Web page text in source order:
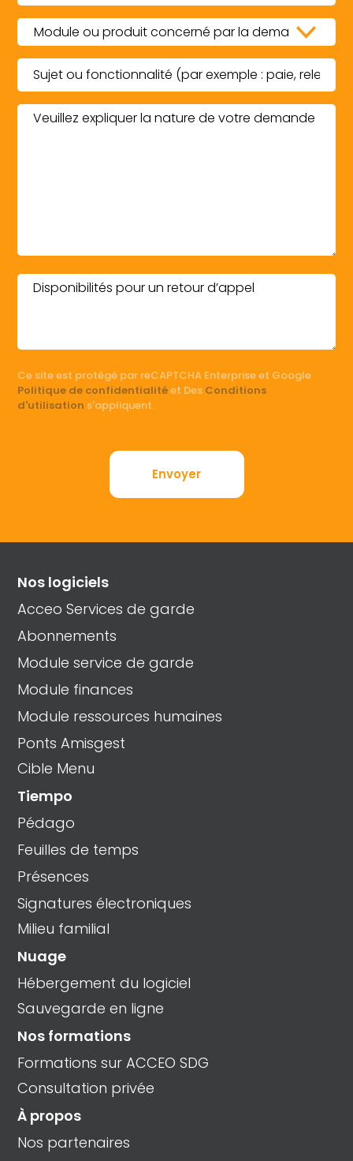
Module
ou
produit
concerné
par
Sujet
ou
fonctionnalité
(Nécessaire)
Description
Disponibilités
pour
précision
sur
Ce site est protégé par reCAPTCHA Enterprise et Google
Politique de confidentialitéet Des Conditions
d'utilisation s'appliquent.
Nos logiciels
Acceo Services de garde
Abonnements
Module service de garde
Module finances
Module ressources humaines
Ponts Amisgest
Cible Menu
Tiempo
Pédago
Feuilles de temps
Présences
Signatures électroniques
Milieu familial
Nuage
Hébergement du logiciel
Sauvegarde en ligne
Nos formations
Formations sur ACCEO SDG
Consultation privée
À propos
Nos partenaires